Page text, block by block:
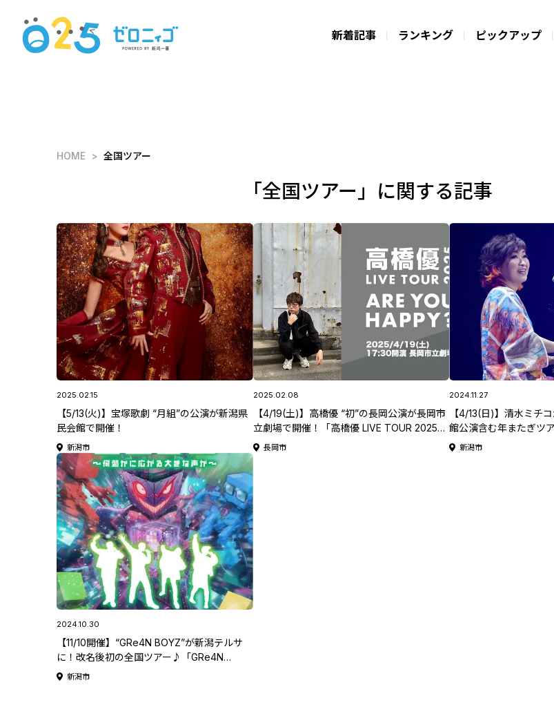
新着記事 ランキング ピックアップ
HOME 全国ツアー
「全国ツアー」に関する記事
2025.02.15
【5/13(火)】宝塚歌劇 “月組”の公演が新潟県
民会館で開催！
新潟市
2025.02.08
【4/19(土)】高橋優 “初”の長岡公演が長岡市
立劇場で開催！「高橋優 LIVE TOUR 2025
『ARE YOU HAPPY？』」
長岡市
2024.11.27
【4/13(日)】清水ミチ
館公演含む年またぎツ
～ひとりPARADE～」
新潟市
2024.10.30
【11/10開催】“GRe4N BOYZ”が新潟テルサ
に！改名後初の全国ツアー♪「GRe4N
BOYZ イマーシブライブシアター 2024
新潟市